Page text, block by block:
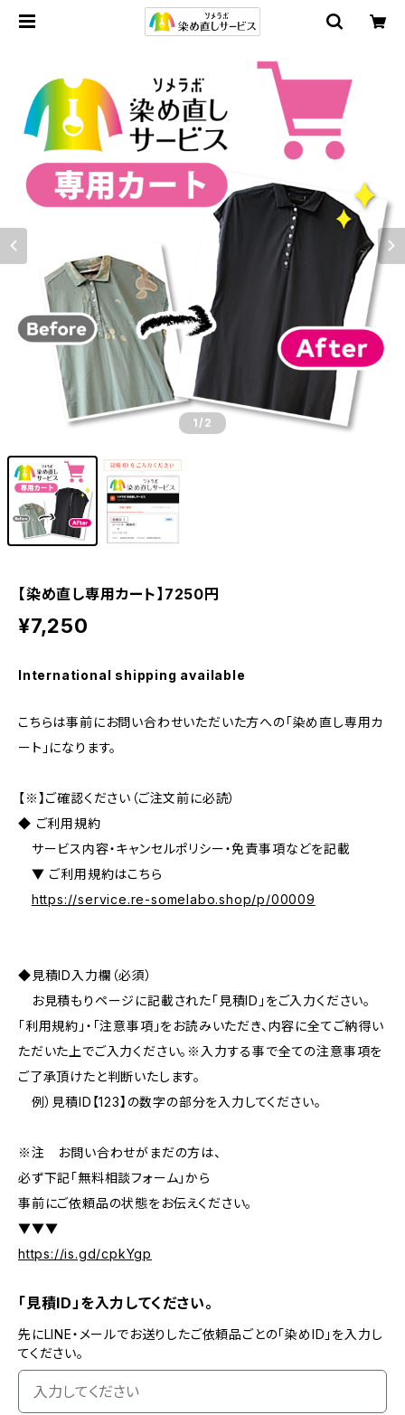
1 /2
【染め直し専用カート】7250円
¥7,250
International shipping available
こちらは事前にお問い合わせいただいた方への「染め直し専用カ
ート」になります。
【※】ご確認ください（ご注文前に必読）
◆ ご利用規約
サービス内容・キャンセルポリシー・免責事項などを記載
▼ ご利用規約はこちら
https://service.re-somelabo.shop/p/00009
◆見積ID入力欄（必須）
お見積もりページに記載された「見積ID」をご入力ください。
「利用規約」・「注意事項」をお読みいただき、内容に全てご納得い
ただいた上でご入力ください。※入力する事で全ての注意事項を
ご了承頂けたと判断いたします。
例）見積ID【123】の数字の部分を入力してください。
※注 お問い合わせがまだの方は、
必ず下記「無料相談フォーム」から
事前にご依頼品の状態をお伝えください。
▼▼▼
https://is.gd/cpkYgp
「見積ID」を入力してください。
先にLINE・メールでお送りしたご依頼品ごとの「染めID」を入力し
てください。